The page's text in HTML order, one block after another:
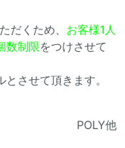
だくため、 お客様1人
数制限をつけさせて
させて頂きます。
POLY他